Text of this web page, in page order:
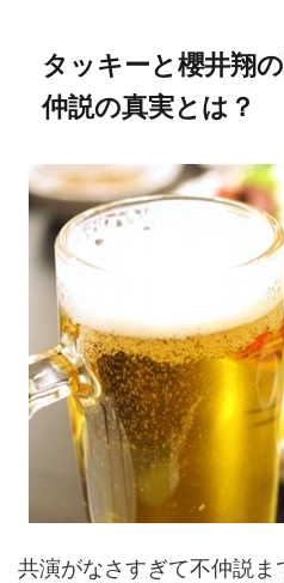
タッキーと櫻井翔
仲説の真実とは？
共演がなさすぎて不仲説ま